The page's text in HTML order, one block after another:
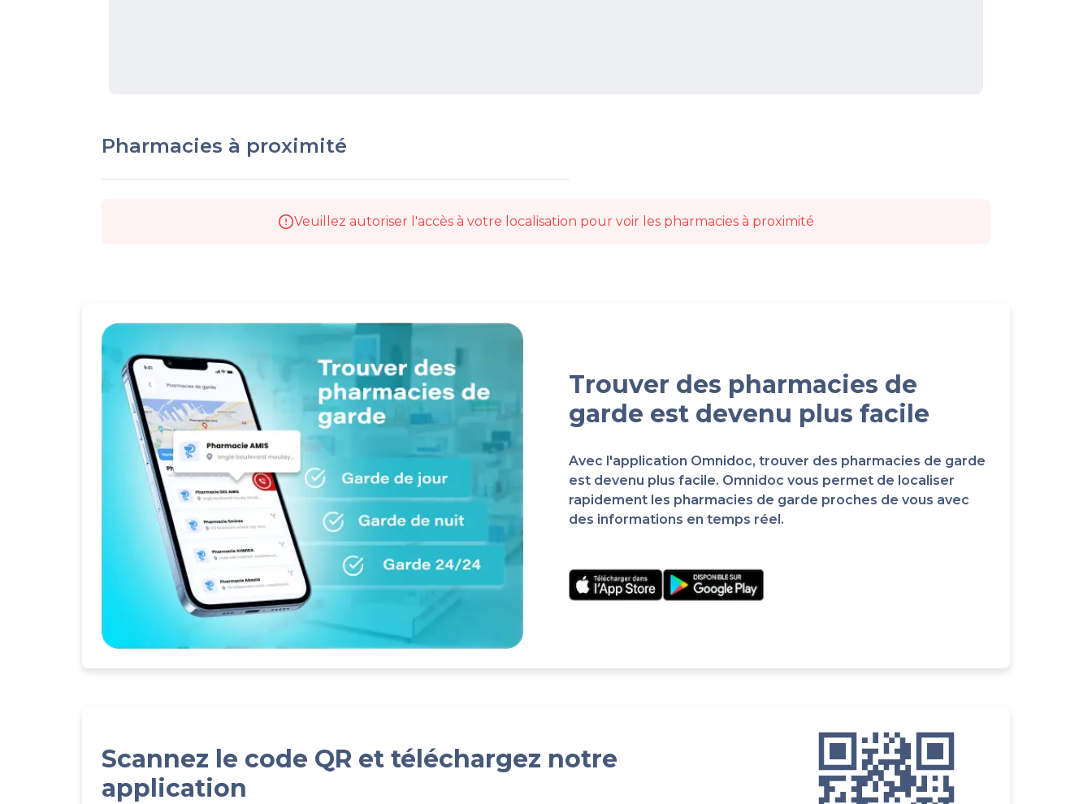
Pharmacies à proximité
Veuillez autoriser l'accès à votre localisation pour voir les pharmacies à proximité
Trouver des pharmacies de
garde est devenu plus facile
Avec l'application Omnidoc, trouver des pharmacies de garde
est devenu plus facile. Omnidoc vous permet de localiser
rapidement les pharmacies de garde proches de vous avec
des informations en temps réel.
Scannez le code QR et téléchargez notre
application